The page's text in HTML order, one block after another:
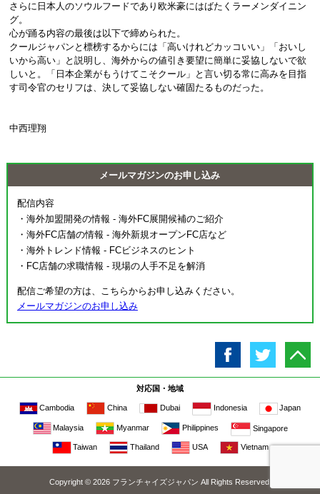
さらに日本人のソウルフードであり欧米豪にはばたくラーメンダイニン
グ。
心が踊る内容の最後は以下で締められた。
クールジャパンと標榜するからには「高いけれどカッコいい」「おいし
いから高い」と説明し、海外からの値引き要望に簡単に妥協しないで欲
しいと。「日本企業がもうけてこそクール」と言い切る常に高みを目指
す司令官のセリフは、決して妥協しない確固たるものだった。
中西理翔
メールマガジンのお申し込み
配信内容
・海外加盟開発の情報 - 海外FC展開候補のご紹介
・海外FC店舗の情報 - 海外新規オープンFC店など
・海外トレンド情報 - FCビジネスのヒント
・FC店舗の求職情報 - 現場の人手不足を解消
配信ご希望の方は、こちらからお申し込みください。
メールマガジンのお申し込み
対応国・地域
Cambodia China Dubai Indonesia Japan
Malaysia Myanmar Philippines Singapore
Taiwan Thailand USA Vietnam
Copyright © 2026 フランチャイズジャパン All Rights Reserved.